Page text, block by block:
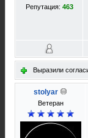
Репутация: 463
Выразили
stolyar
Ветеран